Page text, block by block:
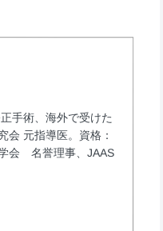
手術、海外で受けた
会 元指導医。資格：
会 名誉理事、JAAS